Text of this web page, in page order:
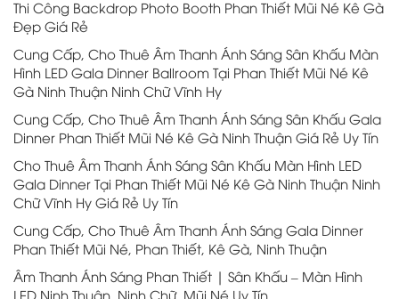
Thi Công Backdrop Photo Booth Phan Thiết Mũi Né Kê Gà
Đẹp Giá Rẻ
Cung Cấp, Cho Thuê Âm Thanh Ánh Sáng Sân Khấu Màn
Hình LED Gala Dinner Ballroom Tại Phan Thiết Mũi Né Kê
Gà Ninh Thuận Ninh Chữ Vĩnh Hy
Cung Cấp, Cho Thuê Âm Thanh Ánh Sáng Sân Khấu Gala
Dinner Phan Thiết Mũi Né Kê Gà Ninh Thuận Giá Rẻ Uy Tín
Cho Thuê Âm Thanh Ánh Sáng Sân Khấu Màn Hình LED
Gala Dinner Tại Phan Thiết Mũi Né Kê Gà Ninh Thuận Ninh
Chữ Vĩnh Hy Giá Rẻ Uy Tín
Cung Cấp, Cho Thuê Âm Thanh Ánh Sáng Gala Dinner
Phan Thiết Mũi Né, Phan Thiết, Kê Gà, Ninh Thuận
Âm Thanh Ánh Sáng Phan Thiết | Sân Khấu – Màn Hình
LED Ninh Thuận, Ninh Chữ, Mũi Né Uy Tín